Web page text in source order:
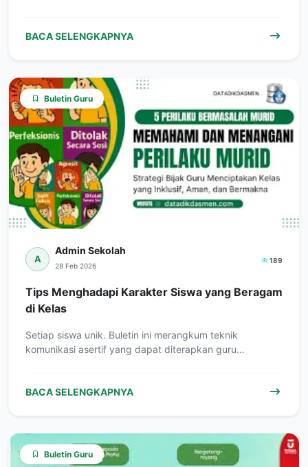
BACA SELENGKAPNYA
Buletin Guru
A
Admin Sekolah
28 Feb 2026
189
Tips Menghadapi Karakter Siswa yang Beragam
di Kelas
Setiap siswa unik. Buletin ini merangkum teknik
komunikasi asertif yang dapat diterapkan guru…
BACA SELENGKAPNYA
Buletin Guru